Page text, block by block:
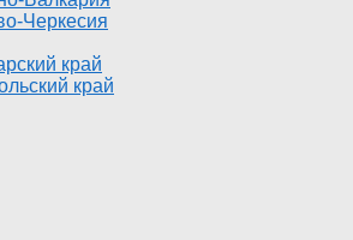
Черкесия
край
край